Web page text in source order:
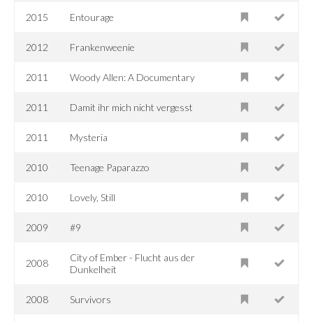
2015 Entourage
2012 Frankenweenie
2011 Woody Allen: A Documentary
2011 Damit ihr mich nicht vergesst
2011 Mysteria
2010 Teenage Paparazzo
2010 Lovely, Still
2009 #9
2008
City of Ember - Flucht aus der
Dunkelheit
2008 Survivors